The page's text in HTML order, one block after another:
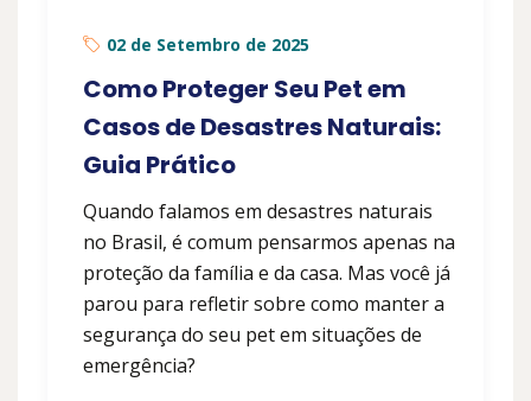
02 de Setembro de 2025
Como Proteger Seu Pet em
Casos de Desastres Naturais:
Guia Prático
Quando falamos em desastres naturais
no Brasil, é comum pensarmos apenas na
proteção da família e da casa. Mas você já
parou para refletir sobre como manter a
segurança do seu pet em situações de
emergência?